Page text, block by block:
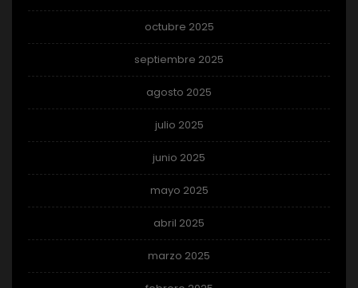
octubre 2025
septiembre 2025
agosto 2025
julio 2025
junio 2025
mayo 2025
abril 2025
marzo 2025